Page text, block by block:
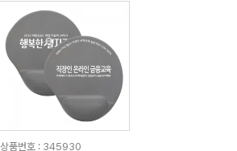
상품번호 : 345930